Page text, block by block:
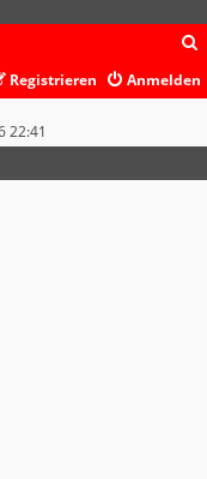
c
Anmelden
Registrieren
22:41